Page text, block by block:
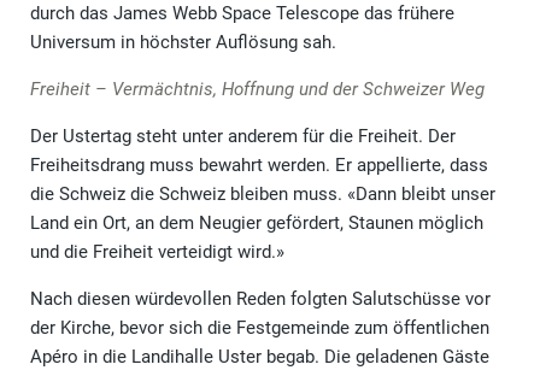
durch das James Webb Space Telescope das frühere
Universum in höchster Auflösung sah.
Freiheit – Vermächtnis, Hoffnung und der Schweizer Weg
Der Ustertag steht unter anderem für die Freiheit. Der
Freiheitsdrang muss bewahrt werden. Er appellierte, dass
die Schweiz die Schweiz bleiben muss. «Dann bleibt unser
Land ein Ort, an dem Neugier gefördert, Staunen möglich
und die Freiheit verteidigt wird.»
Nach diesen würdevollen Reden folgten Salutschüsse vor
der Kirche, bevor sich die Festgemeinde zum öffentlichen
Apéro in die Landihalle Uster begab. Die geladenen Gäste